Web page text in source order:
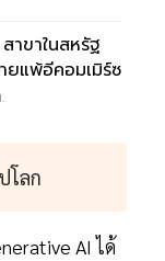
ขาในสหรัฐ
แพ้อีคอมเมิร์ซ
โลก
AI ได้